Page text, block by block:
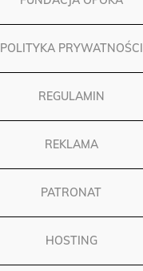
POLITYKA PRYWATNOŚCI
REGULAMIN
REKLAMA
PATRONAT
HOSTING